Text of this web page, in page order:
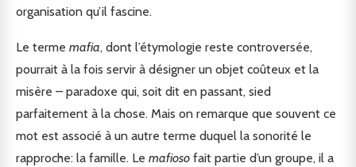
organisation qu’il fascine.
Le terme mafia, dont l’étymologie reste controversée,
pourrait à la fois servir à désigner un objet coûteux et la
misère – paradoxe qui, soit dit en passant, sied
parfaitement à la chose. Mais on remarque que souvent ce
mot est associé à un autre terme duquel la sonorité le
rapproche: la famille. Le mafioso fait partie d’un groupe, il a